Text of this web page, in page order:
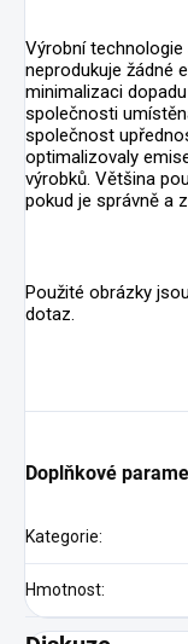
Výrobní
neprodukuje žádné
minimalizaci
společnosti
společnost
optimalizovaly
výrobků. Většina
pokud je správně a
Použité obrázky
dotaz.
Doplňkové
Kategorie:
Hmotnost: